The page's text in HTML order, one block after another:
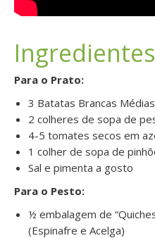
Ingredientes
Para o Prato:
3 Batatas Brancas
2 colheres de sopa de
4-5 tomates secos em
1 colher de sopa de
Sal e pimenta a gosto
Para o Pesto:
½ embalagem de
(Espinafre e Acelga)